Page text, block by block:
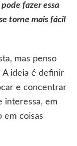
fazer essa
torne mais fácil
mas penso
ideia é definir
e concentrar
interessa, em
em coisas